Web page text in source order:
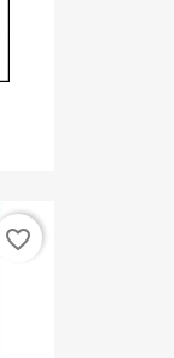
favorite_border